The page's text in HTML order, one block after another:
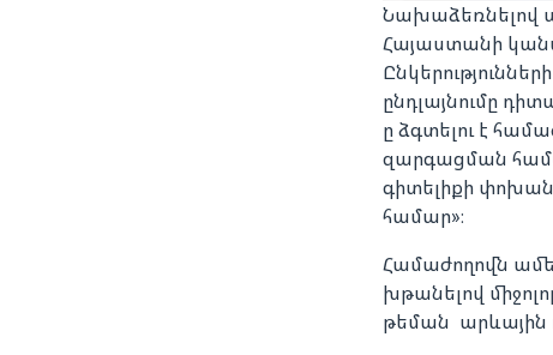
Նախաձեռնելով
Հայաստանի
ընդլայնումը
ը ձգտելու է
զարգացման
գիտելիքի
համար»։
Համաժողովն
խթանելով
թեման արևային